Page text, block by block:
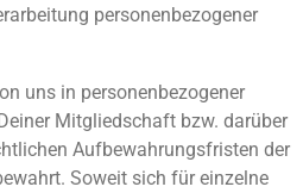
personenbezogener
uns in personenbezogener
Mitgliedschaft bzw. darüber
Aufbewahrungsfristen der
Soweit sich für einzelne